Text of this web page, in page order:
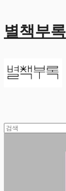
별책부록